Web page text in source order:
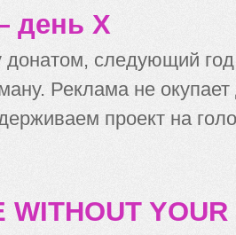
день X
донатом, следующий
Реклама не
проект на
WITHOUT